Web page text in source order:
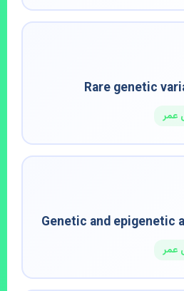
Rare genetic
عمر
Genetic and epigenetic
عمر